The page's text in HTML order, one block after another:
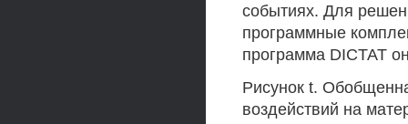
событиях. Для
программные
программа DICTAT
Рисунок t.
воздействий на